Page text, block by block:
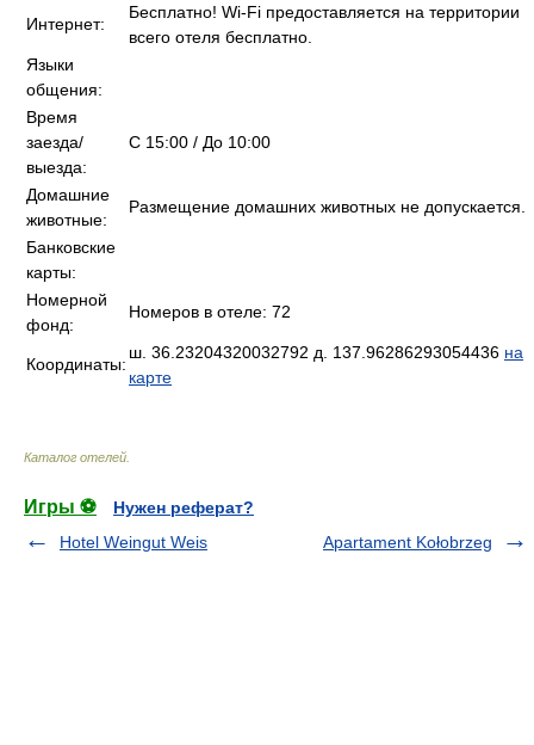
Интернет:
Бесплатно! Wi-Fi предоставляется на территории
всего отеля бесплатно.
Языки
общения:
Время
заезда/
выезда:
C 15:00 / До 10:00
Домашние
животные:
Размещение домашних животных не допускается.
Банковские
карты:
Номерной
фонд:
Номеров в отеле: 72
Координаты:
ш. 36.23204320032792 д. 137.96286293054436 на
карте
Каталог отелей
Игры ⚽
Нужен реферат?
Hotel Weingut Weis
Apartament Kołobrzeg